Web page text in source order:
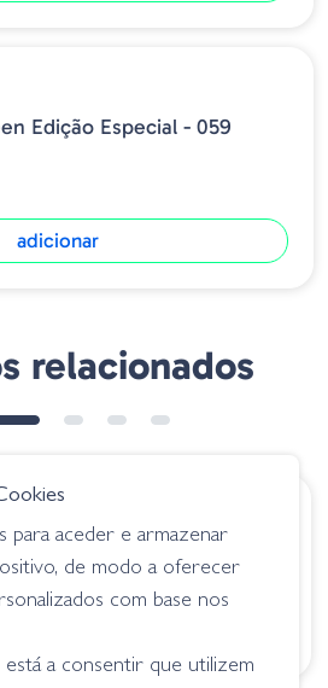
Edição Especial - 059
adicionar
relacionados
Googan Baits Glizzy
Glide - Grass Carp
para aceder e armazenar
de modo a oferecer
com base nos
a consentir que utilizem